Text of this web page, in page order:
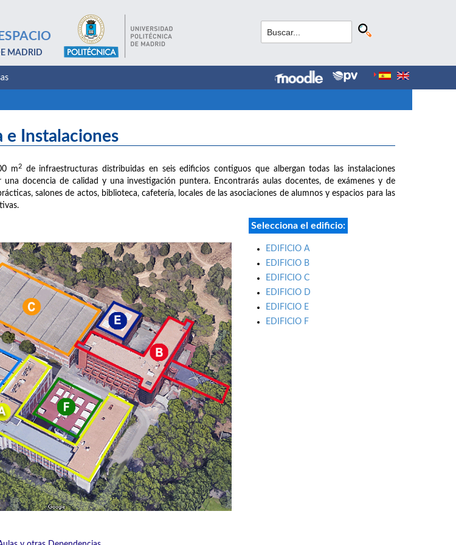
MADRID
e Instalaciones
m2de infraestructuras distribuidas en seis edificios contiguos que albergan todas las instalaciones
una docencia de calidad y una investigación puntera. Encontrarás aulas docentes, de exámenes y de
salones de actos, biblioteca, cafetería, locales de las asociaciones de alumnos y espacios para las
Selecciona el edificio:
EDIFICIO A
EDIFICIO B
EDIFICIO C
EDIFICIO D
EDIFICIO E
EDIFICIO F